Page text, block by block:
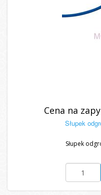
Cena na
Słupek
Słupek